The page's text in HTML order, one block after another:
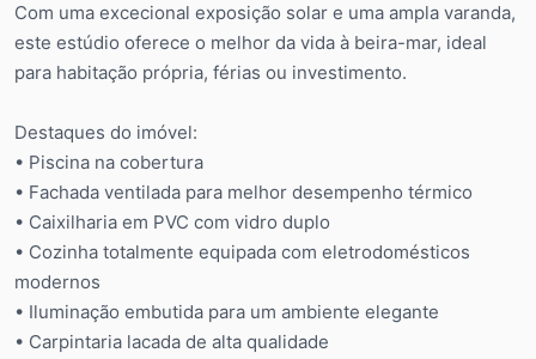
Com uma excecional exposição solar e uma ampla varanda,
este estúdio oferece o melhor da vida à beira-mar, ideal
para habitação própria, férias ou investimento.
Destaques do imóvel:
• Piscina na cobertura
• Fachada ventilada para melhor desempenho térmico
• Caixilharia em PVC com vidro duplo
• Cozinha totalmente equipada com eletrodomésticos
modernos
• Iluminação embutida para um ambiente elegante
• Carpintaria lacada de alta qualidade